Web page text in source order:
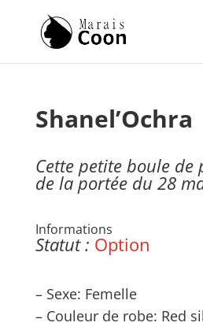
Shanel’Ochra
Cette petite boule de
de la portée du 28
Informations
Statut : Option
– Sexe: Femelle
– Couleur de robe: Red